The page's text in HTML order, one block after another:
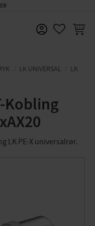
LK UNIVERSAL
LK
Kobling
LK PE-X universalrør.